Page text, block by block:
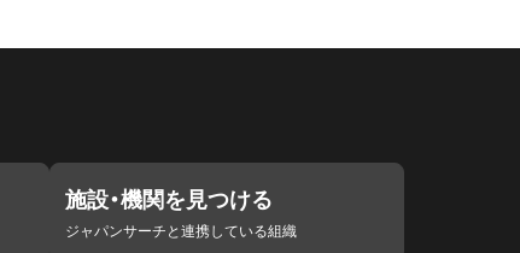
施設・機関を見つける
ジャパンサーチと連携している組織